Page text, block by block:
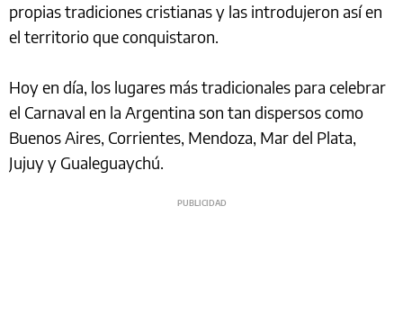
propias tradiciones cristianas y las introdujeron así en
el territorio que conquistaron.
Hoy en día, los lugares más tradicionales para celebrar
el Carnaval en la Argentina son tan dispersos como
Buenos Aires, Corrientes, Mendoza, Mar del Plata,
Jujuy y Gualeguaychú.